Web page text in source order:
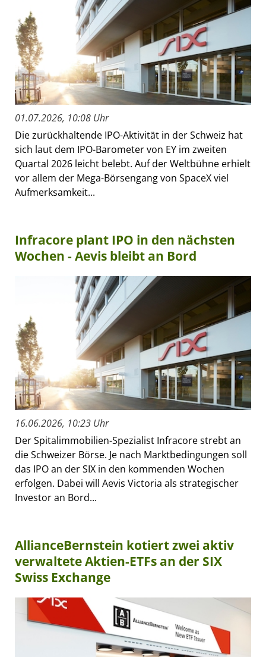
01.07.2026, 10:08 Uhr
Die zurückhaltende IPO-Aktivität in der Schweiz hat
sich laut dem IPO-Barometer von EY im zweiten
Quartal 2026 leicht belebt. Auf der Weltbühne erhielt
vor allem der Mega-Börsengang von SpaceX viel
Aufmerksamkeit...
Infracore plant IPO in den nächsten
Wochen - Aevis bleibt an Bord
16.06.2026, 10:23 Uhr
Der Spitalimmobilien-Spezialist Infracore strebt an
die Schweizer Börse. Je nach Marktbedingungen soll
das IPO an der SIX in den kommenden Wochen
erfolgen. Dabei will Aevis Victoria als strategischer
Investor an Bord...
AllianceBernstein kotiert zwei aktiv
verwaltete Aktien-ETFs an der SIX
Swiss Exchange